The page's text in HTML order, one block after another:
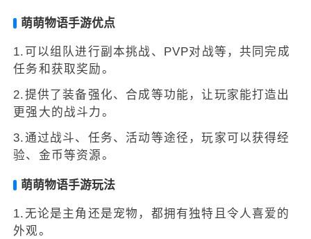
萌萌物语手游优点
1.可以组队进行副本挑战、PVP对战等，共同完成
任务和获取奖励。
2.提供了装备强化、合成等功能，让玩家能打造出
更强大的战斗力。
3.通过战斗、任务、活动等途径，玩家可以获得经
验、金币等资源。
萌萌物语手游玩法
1.无论是主角还是宠物，都拥有独特且令人喜爱的
外观。